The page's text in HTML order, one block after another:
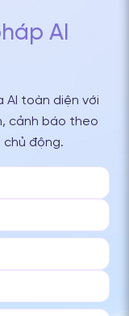
AI
AI toàn diện với
cảnh báo theo
động.